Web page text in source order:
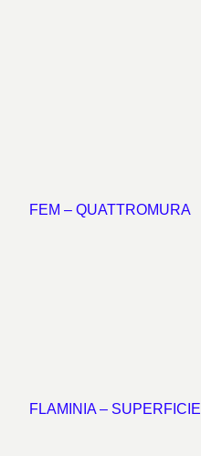
FEM – QUATTROMURA
FLAMINIA – SUPERFICIE